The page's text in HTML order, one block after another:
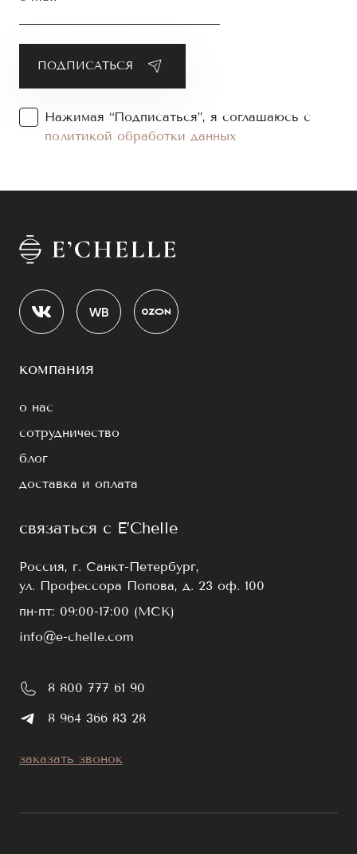
Нажимая “Подписаться”, я соглашаюсь с
политикой обработки данных
компания
о нас
сотрудничество
блог
доставка и оплата
связаться с E’Chelle
Россия, г. Санкт-Петербург,
ул. Профессора Попова, д. 23 оф. 100
пн-пт: 09:00-17:00 (МСК)
info@e-chelle.com
8 800 777 61 90
8 964 366 83 28
заказать звонок